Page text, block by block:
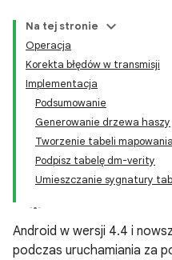
Na tej stronie
Operacja
Korekta błędów w transmisji
Implementacja
Podsumowanie
Generowanie drzewa haszy
Tworzenie tabeli
Podpisz tabelę dm-verity
Umieszczanie sygnatury
Android w wersji 4.4 i
podczas uruchamiania za